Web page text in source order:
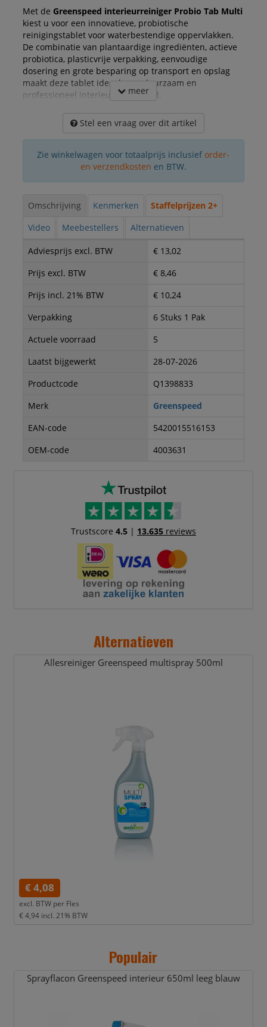
Met de Greenspeed interieurreiniger Probio Tab Multi
kiest u voor een innovatieve, probiotische
reinigingstablet voor waterbestendige oppervlakken.
De combinatie van plantaardige ingrediënten, actieve
probiotica, plasticvrije verpakking, eenvoudige
dosering en grote besparing op transport en opslag
maakt deze tablet ideaal voor duurzaam en
professioneel interieuronderhoud.
meer
Stel een vraag over dit artikel
Zie winkelwagen voor totaalprijs inclusief order-
en verzendkosten en BTW.
Omschrijving Kenmerken
Staffelprijzen 2+
Video
Meebestellers Alternatieven
Adviesprijs excl. BTW
€ 13,02
Prijs excl. BTW
€ 8,46
Prijs incl. 21% BTW
€ 10,24
Verpakking
6 Stuks 1 Pak
Actuele voorraad
5
Laatst bijgewerkt
28-07-2026
Productcode
Q1398833
Merk
Greenspeed
EAN-code
5420015516153
OEM-code
4003631
Trustscore 4.5| 13.635reviews
Alternatieven
Allesreiniger Greenspeed multispray 500ml
€ 4,08
excl. BTW per Fles
€ 4,94 incl. 21% BTW
Populair
Sprayflacon Greenspeed interieur 650ml leeg blauw